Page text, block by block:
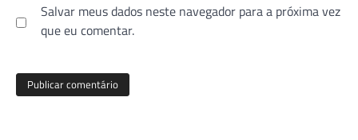
Salvar meus dados neste navegador para a próxima vez
que eu comentar.